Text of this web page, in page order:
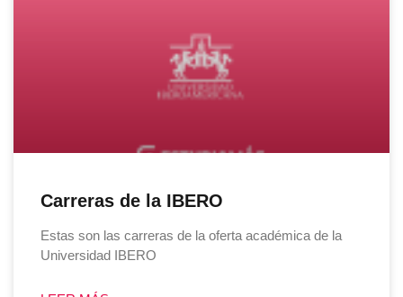
Carreras de la IBERO
Estas son las carreras de la oferta académica de la
Universidad IBERO